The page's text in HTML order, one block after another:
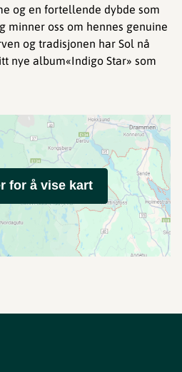
og en fortellende dybde som
minner oss om hennes genuine
og tradisjonen har Sol nå
nye album«Indigo Star» som
for å vise kart